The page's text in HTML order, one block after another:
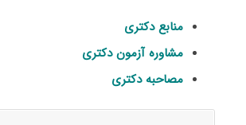
منابع دکتری
مشاوره آزمون دکتری
مصاحبه دکتری